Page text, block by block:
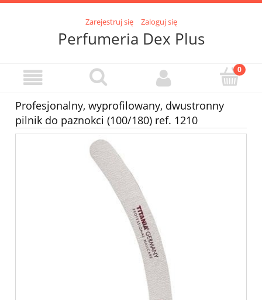
Zarejestruj się Zaloguj się
Perfumeria Dex Plus
Profesjonalny, wyprofilowany, dwustronny
pilnik do paznokci (100/180) ref. 1210